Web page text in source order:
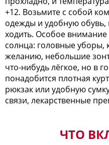
+12. Возьмите с собой
одежды и удобную обувь,
ходить. Особое внимание
солнца: головные уборы,
желанию, небольшие
что-нибудь лёгкое, но в
понадобится плотная
рюкзак или удобную
связи, лекарственные
ЧТО